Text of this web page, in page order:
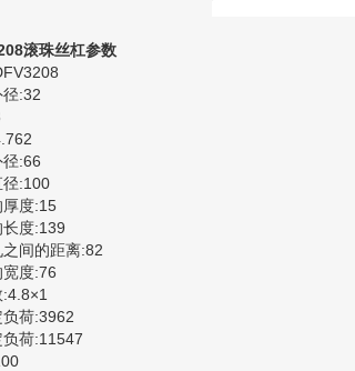
滚珠丝杠参数
径:32
:66
径:100
度:15
度:139
间的距离:82
度:76
荷:3962
荷:11547